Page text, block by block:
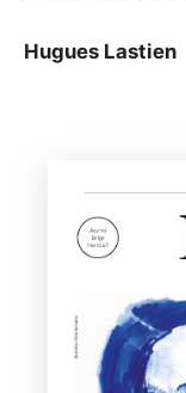
Hugues Lastien